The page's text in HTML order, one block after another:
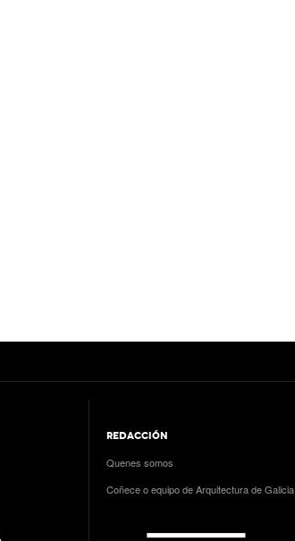
REDACCIÓN
Quenes somos
Coñece o equipo de Arquitectura de Galicia